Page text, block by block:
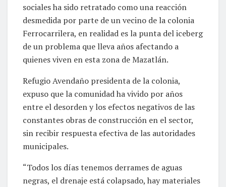
sociales ha sido retratado como una reacción
desmedida por parte de un vecino de la colonia
Ferrocarrilera, en realidad es la punta del iceberg
de un problema que lleva años afectando a
quienes viven en esta zona de Mazatlán.
Refugio Avendaño presidenta de la colonia,
expuso que la comunidad ha vivido por años
entre el desorden y los efectos negativos de las
constantes obras de construcción en el sector,
sin recibir respuesta efectiva de las autoridades
municipales.
“Todos los días tenemos derrames de aguas
negras, el drenaje está colapsado, hay materiales